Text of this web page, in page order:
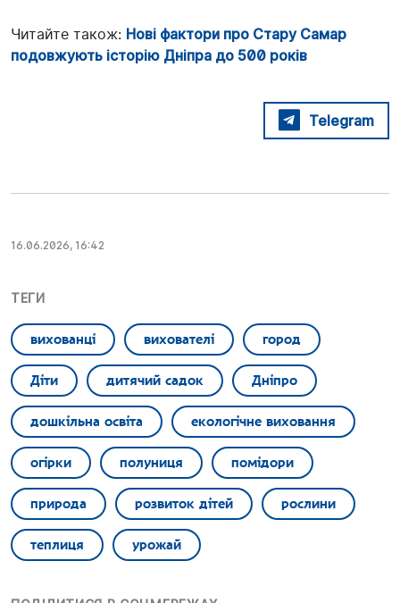
Читайте також: Нові фактори про Стару Самар
подовжують історію Дніпра до 500 років
Telegram
16.06.2026, 16:42
ТЕГИ
вихованці вихователі город
Діти дитячий садок Дніпро
дошкільна освіта екологічне виховання
огірки полуниця помідори
природа розвиток дітей рослини
теплиця урожай